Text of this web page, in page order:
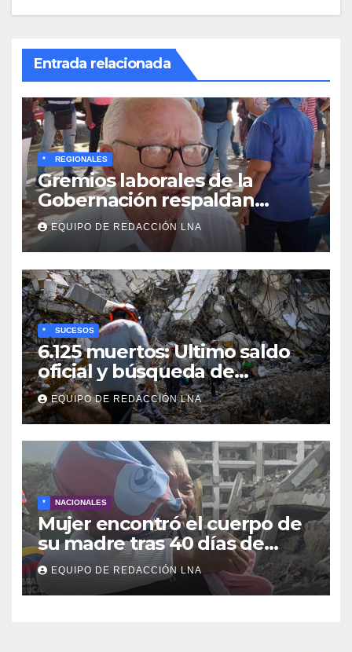
Entrada relacionada
* REGIONALES
Gremios laborales de la
Gobernación respaldan
propuesta de Bono
Recreativo de 100 dólares
para jubilados, pensionados y
activos
EQUIPO DE REDACCIÓN LNA
* SUCESOS
6.125 muertos: Ultimo saldo
oficial y búsqueda de
cadáveres continúa entre los
escombros
EQUIPO DE REDACCIÓN LNA
* NACIONALES
Mujer encontró el cuerpo de
su madre tras 40 días de
búsqueda en Tanaguarena
EQUIPO DE REDACCIÓN LNA